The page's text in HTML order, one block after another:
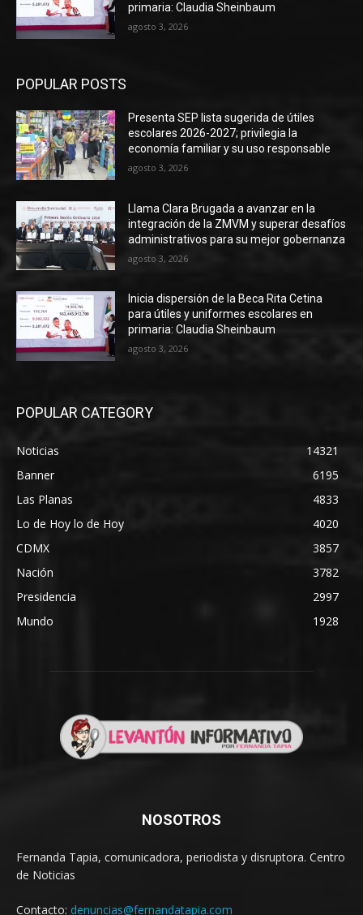
primaria: Claudia Sheinbaum
agosto 3, 2026
POPULAR POSTS
Presenta SEP lista sugerida de útiles
escolares 2026-2027; privilegia la
economía familiar y su uso responsable
agosto 3, 2026
Llama Clara Brugada a avanzar en la
integración de la ZMVM y superar desafíos
administrativos para su mejor gobernanza
agosto 3, 2026
Inicia dispersión de la Beca Rita Cetina
para útiles y uniformes escolares en
primaria: Claudia Sheinbaum
agosto 3, 2026
POPULAR CATEGORY
Noticias
14321
Banner
6195
Las Planas
4833
Lo de Hoy lo de Hoy
4020
CDMX
3857
Nación
3782
Presidencia
2997
Mundo
1928
NOSOTROS
Fernanda Tapia, comunicadora, periodista y disruptora. Centro
de Noticias
Contacto: denuncias@fernandatapia.com